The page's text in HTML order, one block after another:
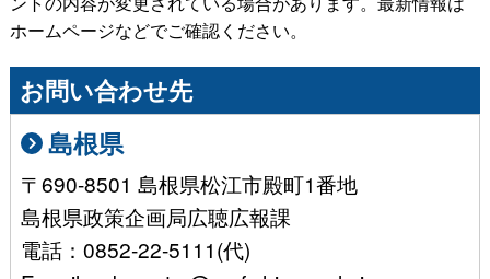
ホームページなどでご確認ください。
お問い合わせ先
島根県
〒690-8501 島根県松江市殿町1番地
島根県政策企画局広聴広報課
電話：0852-22-5111(代)